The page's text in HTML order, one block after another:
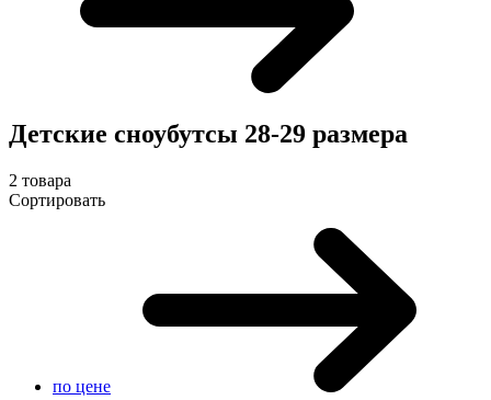
Детские сноубутсы 28-29 размера
2 товара
Сортировать
по цене